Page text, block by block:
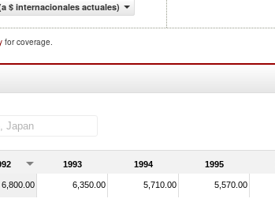
$ internacionales actuales)
for coverage.
1993 1994 1995
6,800.00 6,350.00 5,710.00 5,570.00